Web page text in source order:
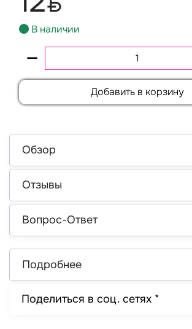
В наличии
Добавить в корзину
Обзор
Отзывы
Вопрос-Ответ
Подробнее
Поделиться в соц. сетях *